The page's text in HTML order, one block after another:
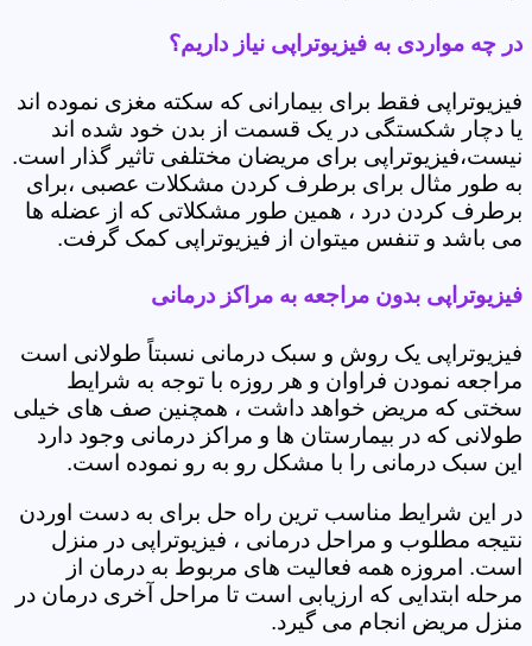
در چه مواردی به فیزیوتراپی نیاز داریم؟
فیزیوتراپی فقط برای بیمارانی که سکته مغزی نموده اند
یا دچار شکستگی در یک قسمت از بدن خود شده اند
نیست،فیزیوتراپی برای مریضان مختلفی تاثیر گذار است.
به طور مثال برای برطرف کردن مشکلات عصبی ،برای
برطرف کردن درد ، همین طور مشکلاتی که از عضله ها
می باشد و تنفس میتوان از فیزیوتراپی کمک گرفت.
فیزیوتراپی بدون مراجعه به مراکز درمانی
فیزیوتراپی یک روش و سبک درمانی نسبتاً طولانی است
مراجعه نمودن فراوان و هر روزه با توجه به شرایط
سختی که مریض خواهد داشت ، همچنین صف های خیلی
طولانی که در بیمارستان ها و مراکز درمانی وجود دارد
این سبک درمانی را با مشکل رو به رو نموده است.
در این شرایط مناسب ترین راه حل برای به دست اوردن
نتیجه مطلوب و مراحل درمانی ، فیزیوتراپی در منزل
است. امروزه همه فعالیت های مربوط به درمان از
مرحله ابتدایی که ارزیابی است تا مراحل آخری درمان در
منزل مریض انجام می گیرد.